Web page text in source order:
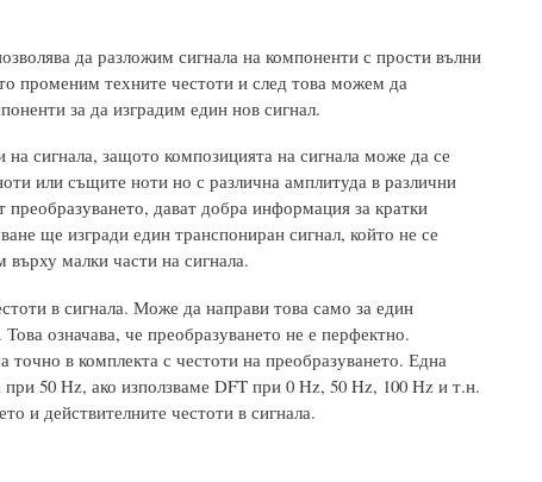
да разложим сигнала на компоненти с прости вълни
променим техните честоти и след това можем да
за да изградим един нов сигнал.
сигнала, защото композицията на сигнала може да се
или същите ноти но с различна амплитуда в различни
дават добра информация за кратки
ще изгради един транспониран сигнал, който не се
малки части на сигнала.
в сигнала. Може да направи това само за един
означава, че преобразуването не е перфектно.
в комплекта с честоти на преобразуването. Една
50 Hz, ако използваме DFT при 0 Hz, 50 Hz, 100 Hz и т.н.
и действителните честоти в сигнала.